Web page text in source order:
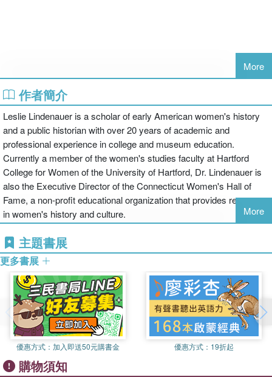
More
作者簡介
Leslie Lindenauer is a scholar of early American women's history
and a public historian with over 20 years of academic and
professional experience in college and museum education.
Currently a member of the women's studies faculty at Hartford
College for Women of the University of Hartford, Dr. Lindenauer is
also the Executive Director of the Connecticut Women's Hall of
Fame, a non-profit educational organization that provides resources
in women's history and culture.
More
主題書展
更多書展
優惠方式： 加入即送50元購書金 優惠方式： 19折起
購物須知